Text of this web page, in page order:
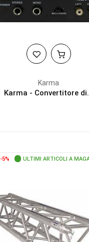
Karma
Karma - Convertitore
-5% ULTIMI ARTICOLI A